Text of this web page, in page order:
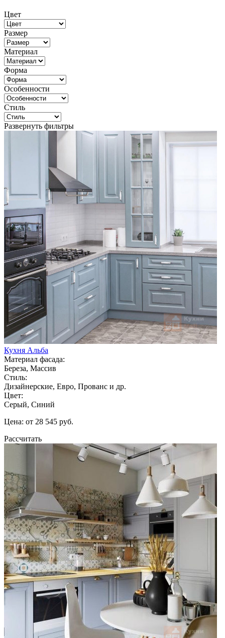
Цвет
Размер
Материал
Форма
Особенности
Стиль
Развернуть фильтры
Кухня Альба
Материал фасада:
Береза, Массив
Стиль:
Дизайнерские, Евро, Прованс и др.
Цвет:
Серый, Синий
Цена: от 28 545 руб.
Рассчитать